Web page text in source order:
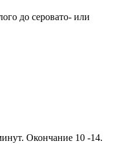
до серовато- или
Окончание 10 -14.